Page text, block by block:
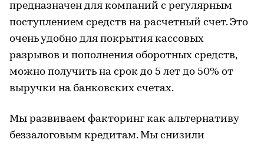
предназначен для компаний с регулярным
поступлением средств на расчетный счет. Это
очень удобно для покрытия кассовых
разрывов и пополнения оборотных средств,
можно получить на срок до 5 лет до 50% от
выручки на банковских счетах.
Мы развиваем факторинг как альтернативу
беззалоговым кредитам. Мы снизили